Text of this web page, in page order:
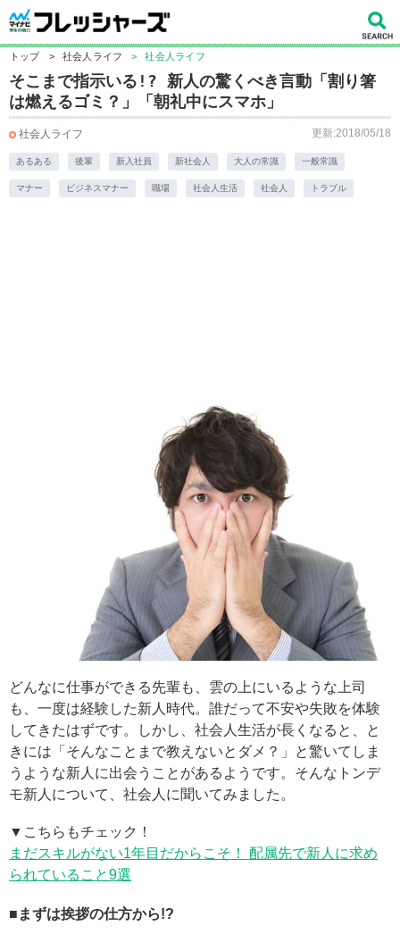
トップ > 社会人ライフ > 社会人ライフ
そこまで指示いる!? 新人の驚くべき言動「割り箸
は燃えるゴミ？」「朝礼中にスマホ」
社会人ライフ 更新:2018/05/18
あるある 後輩 新入社員 新社会人 大人の常識 一般常識
マナー ビジネスマナー 職場 社会人生活 社会人 トラブル
どんなに仕事ができる先輩も、雲の上にいるような上司
も、一度は経験した新人時代。誰だって不安や失敗を体験
してきたはずです。しかし、社会人生活が長くなると、と
きには「そんなことまで教えないとダメ？」と驚いてしま
うような新人に出会うことがあるようです。そんなトンデ
モ新人について、社会人に聞いてみました。
▼こちらもチェック！
まだスキルがない1年目だからこそ！ 配属先で新人に求め
られていること9選
■まずは挨拶の仕方から!?